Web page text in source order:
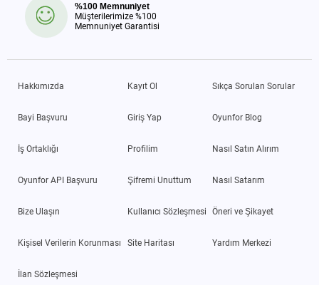
%100 Memnuniyet
Müşterilerimize %100
Memnuniyet Garantisi
Hakkımızda
Bayi Başvuru
İş Ortaklığı
Oyunfor API Başvuru
Bize Ulaşın
Kişisel Verilerin Korunması
İlan Sözleşmesi
Kayıt Ol
Giriş Yap
Profilim
Şifremi Unuttum
Kullanıcı Sözleşmesi
Site Haritası
Sıkça Sorulan Sorular
Oyunfor Blog
Nasıl Satın Alırım
Nasıl Satarım
Öneri ve Şikayet
Yardım Merkezi